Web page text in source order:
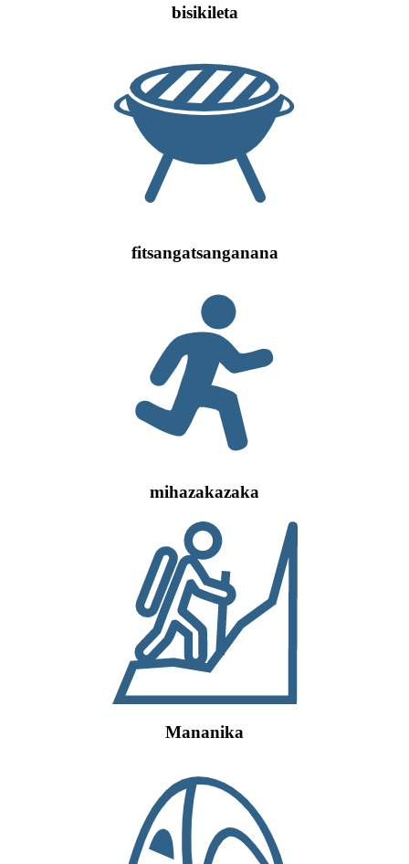
bisikileta
fitsangatsanganana
mihazakazaka
Mananika